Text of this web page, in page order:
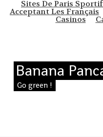
Sites De Paris
Acceptant Les Français
Casinos
Banana
Go green !